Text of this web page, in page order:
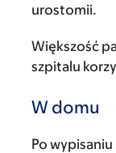
urostomii.
Większość
szpitalu
W domu
Po